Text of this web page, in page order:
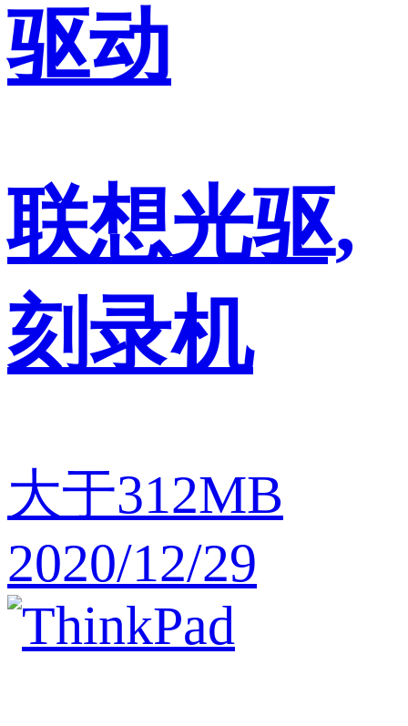
驱动
联想光驱,
刻录机
大于312MB
2020/12/29